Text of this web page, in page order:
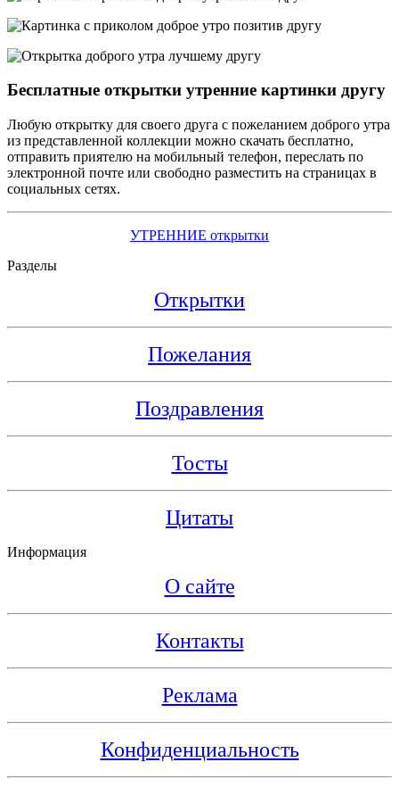
Бесплатные открытки утренние картинки другу
Любую открытку для своего друга с пожеланием доброго утра
из представленной коллекции можно скачать бесплатно,
отправить приятелю на мобильный телефон, переслать по
электронной почте или свободно разместить на страницах в
социальных сетях.
УТРЕННИЕ открытки
Разделы
Открытки
Пожелания
Поздравления
Тосты
Цитаты
Информация
О сайте
Контакты
Реклама
Конфиденциальность